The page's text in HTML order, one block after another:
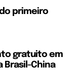
primeiro
gratuito em
Brasil-China